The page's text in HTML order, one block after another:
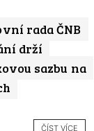
rada ČNB
drží
sazbu na
ČÍST VÍCE